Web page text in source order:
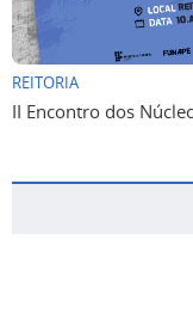
REITORIA
II Encontro dos